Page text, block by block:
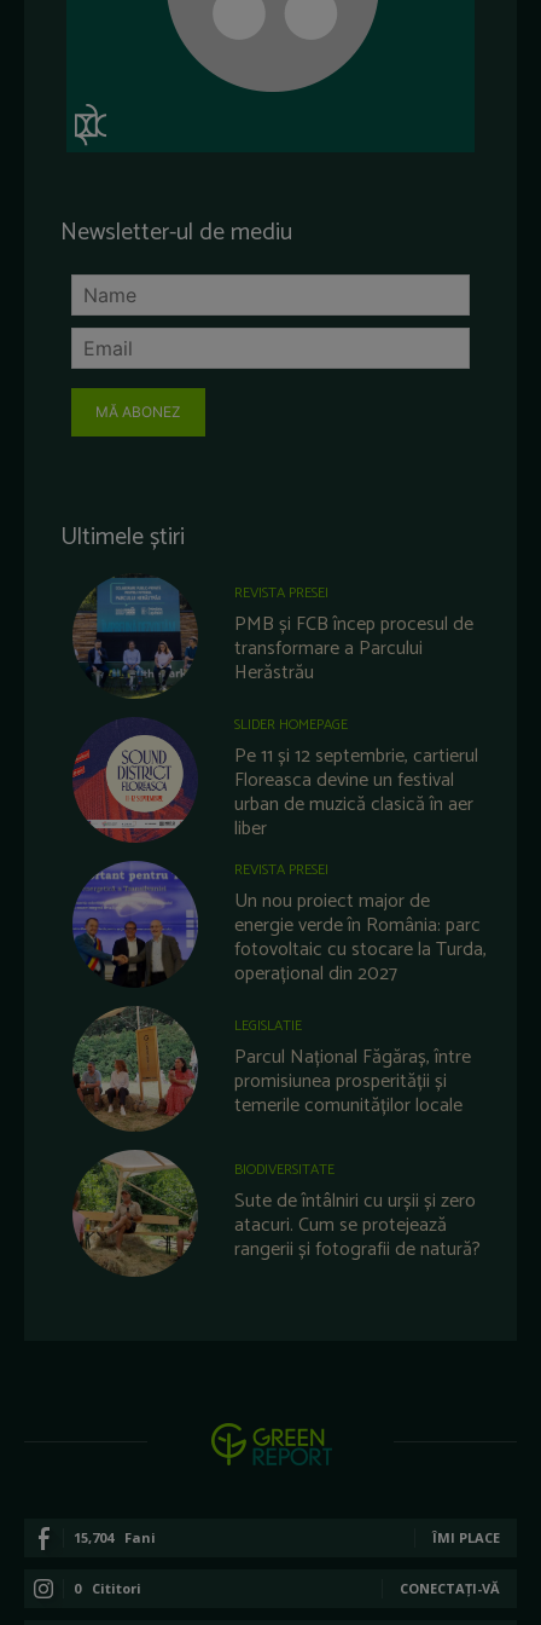
Newsletter-ul de mediu
MĂ ABONEZ
Ultimele știri
REVISTA PRESEI
PMB și FCB încep procesul de
transformare a Parcului
Herăstrău
SLIDER HOMEPAGE
Pe 11 și 12 septembrie, cartierul
Floreasca devine un festival
urban de muzică clasică în aer
liber
REVISTA PRESEI
Un nou proiect major de
energie verde în România: parc
fotovoltaic cu stocare la Turda,
operațional din 2027
LEGISLATIE
Parcul Național Făgăraș, între
promisiunea prosperității și
temerile comunităților locale
BIODIVERSITATE
Sute de întâlniri cu urșii și zero
atacuri. Cum se protejează
rangerii și fotografii de natură?
15,704 Fani ÎMI PLACE
0 Cititori CONECTAȚI-VĂ